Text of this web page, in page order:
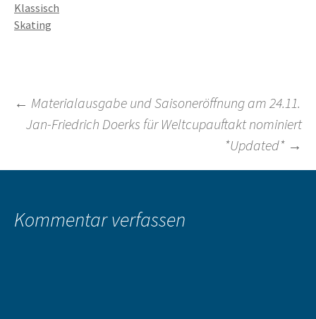
Klassisch
Skating
Beitragsnavigation
← Materialausgabe und Saisoneröffnung am 24.11.
Jan-Friedrich Doerks für Weltcupauftakt nominiert
*Updated* →
Kommentar verfassen